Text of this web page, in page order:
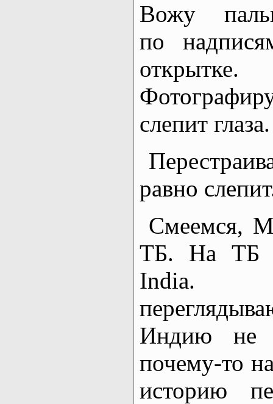
Вожу
по
открытке.
слепит глаза.
равно
Смеемся,
ТБ. На ТБ
India.
Индию не
почему-то
историю